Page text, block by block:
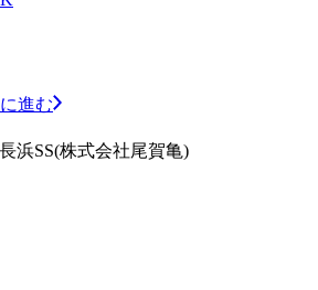
進む
浜SS(株式会社尾賀亀)